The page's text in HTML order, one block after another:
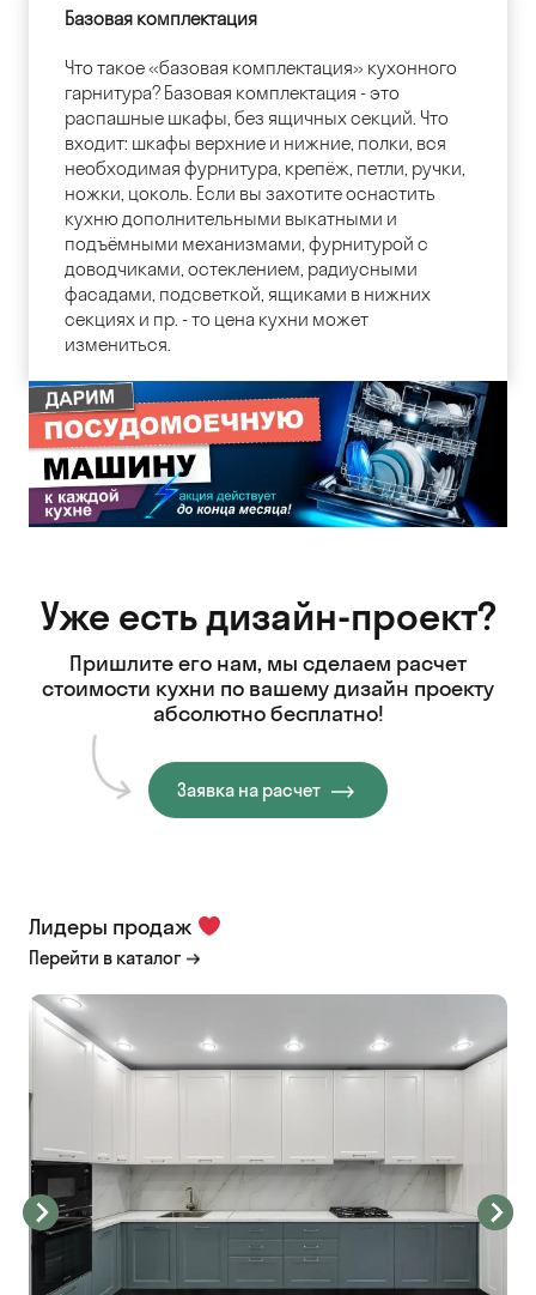
Базовая комплектация
Что такое «базовая комплектация» кухонного
гарнитура? Базовая комплектация - это
распашные шкафы, без ящичных секций. Что
входит: шкафы верхние и нижние, полки, вся
необходимая фурнитура, крепёж, петли, ручки,
ножки, цоколь. Если вы захотите оснастить
кухню дополнительными выкатными и
подъёмными механизмами, фурнитурой с
доводчиками, остеклением, радиусными
фасадами, подсветкой, ящиками в нижних
секциях и пр. - то цена кухни может
измениться.
Уже есть дизайн-проект?
Пришлите его нам, мы сделаем расчет
стоимости кухни по вашему дизайн проекту
абсолютно бесплатно!
Заявка на расчет
Лидеры продаж
Перейти в каталог